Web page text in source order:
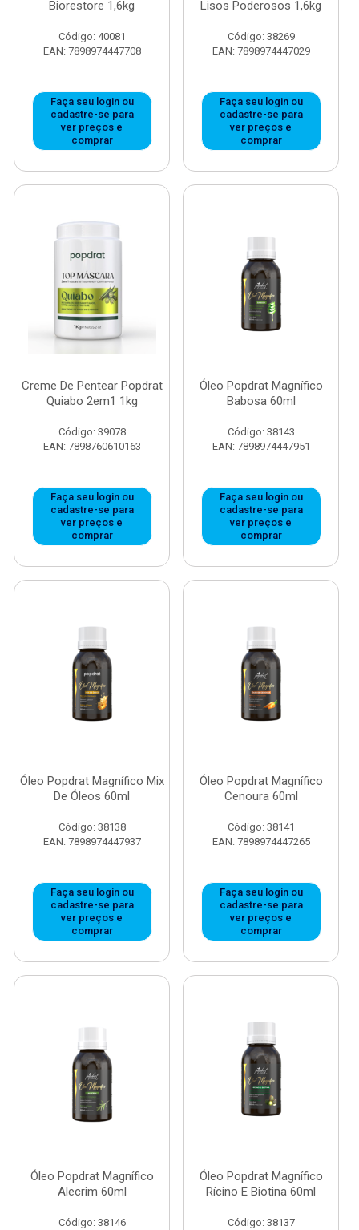
Biorestore 1,6kg
Código: 40081
EAN: 7898974447708
Faça seu login ou
cadastre-se para
ver preços e
comprar
Lisos Poderosos 1,6kg
Código: 38269
EAN: 7898974447029
Faça seu login ou
cadastre-se para
ver preços e
comprar
Creme De Pentear Popdrat
Quiabo 2em1 1kg
Código: 39078
EAN: 7898760610163
Faça seu login ou
cadastre-se para
ver preços e
comprar
Óleo Popdrat Magnífico
Babosa 60ml
Código: 38143
EAN: 7898974447951
Faça seu login ou
cadastre-se para
ver preços e
comprar
Óleo Popdrat Magnífico Mix
De Óleos 60ml
Código: 38138
EAN: 7898974447937
Faça seu login ou
cadastre-se para
ver preços e
comprar
Óleo Popdrat Magnífico
Cenoura 60ml
Código: 38141
EAN: 7898974447265
Faça seu login ou
cadastre-se para
ver preços e
comprar
Óleo Popdrat Magnífico
Alecrim 60ml
Código: 38146
Óleo Popdrat Magnífico
Rícino E Biotina 60ml
Código: 38137